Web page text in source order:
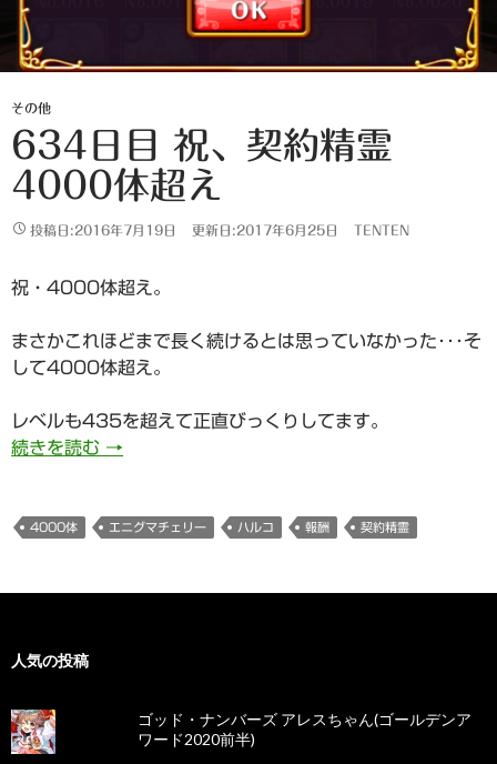
その他
634日目 祝、契約精霊
4000体超え
投稿日:2016年7月19日 更新日:2017年6月25日 TENTEN
祝・4000体超え。
まさかこれほどまで長く続けるとは思っていなかった･･･そ
して4000体超え。
レベルも435を超えて正直びっくりしてます。
続きを読む 634日目 祝、契約精霊4000体超え
→
4000体 エニグマチェリー ハルコ 報酬 契約精霊
人気の投稿
ゴッド・ナンバーズ アレスちゃん(ゴールデンア
ワード2020前半)